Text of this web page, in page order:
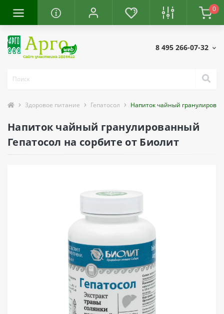
0
8 495 266-07-32
Здоровое питание Гепатосол Напиток чайный
Напиток чайный гранулированный
Гепатосол на сорбите от Биолит